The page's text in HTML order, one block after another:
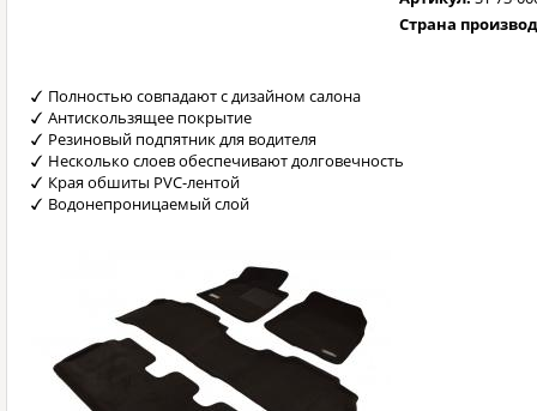
Страна
Полностью совпадают с дизайном салона
Антискользящее покрытие
Резиновый подпятник для водителя
Несколько слоев обеспечивают долговечность
Края обшиты PVC-лентой
Водонепроницаемый слой